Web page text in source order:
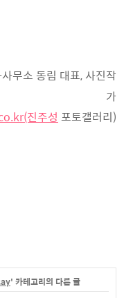
무소 동림 대표, 사진작
가
진주성 포토갤러리)
' 카테고리의 다른 글